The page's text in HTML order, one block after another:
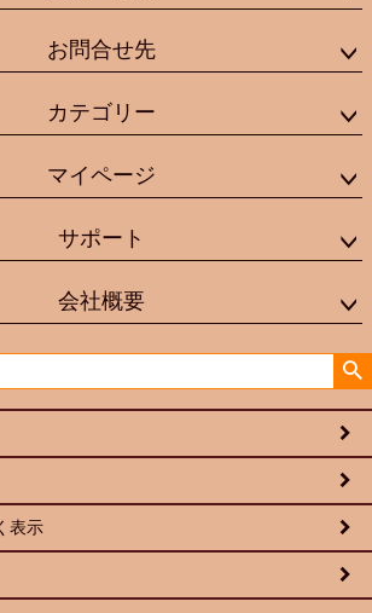
お問合せ先
カテゴリー
マイページ
サポート
会社概要
表示